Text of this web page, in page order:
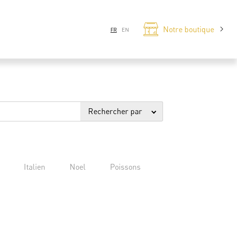
FR EN Notre boutique
Rechercher par
Italien Noel Poissons